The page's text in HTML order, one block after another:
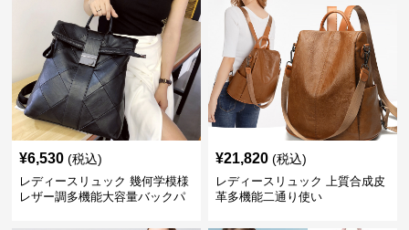
¥6,530 (税込)
レディースリュック 幾何学模様
レザー調多機能大容量バックパ
¥21,820 (税込)
レディースリュック 上質合成皮
革多機能二通り使い